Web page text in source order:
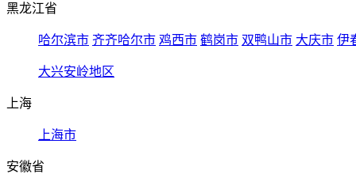
黑龙江省
哈尔滨市 齐齐哈尔市 鸡西市 鹤岗市 双鸭山市 大庆市 伊
大兴安岭地区
上海
上海市
安徽省